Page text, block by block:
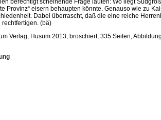
berechtigt scheinende Frage lauten: Wo liegt
eisern behaupten könnte. Genauso wie zu
Dabei überrascht, daß die eine reiche
(bä)
Verlag, Husum 2013, broschiert, 335 Seiten,